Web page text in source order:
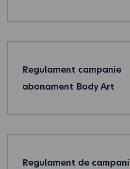
Regulament campanie
abonament Body Art
Regulament de